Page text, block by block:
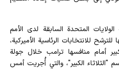
المتحدة السابقة لدى الأمم
للانتخابات الرئاسية الأميركية،
أمام منافسها ترامب خلال جولة
"الثلاثاء الكبير"، والتي أُجريت أمس